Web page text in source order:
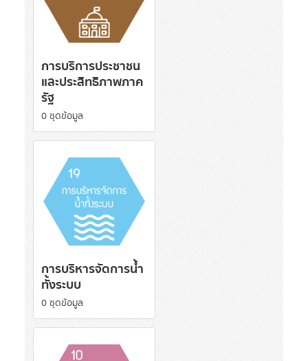
การบริการประชาชน
และประสิทธิภาพภาค
รัฐ
0 ชุดข้อมูล
การบริหารจัดการน้ำ
ทั้งระบบ
0 ชุดข้อมูล